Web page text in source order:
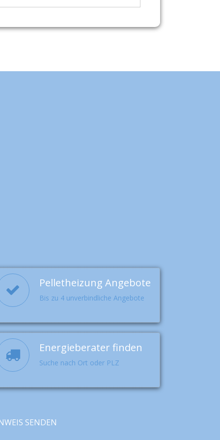
Pelletheizung Angebote
Bis zu 4 unverbindliche Angebote
Energieberater finden
Suche nach Ort oder PLZ
SENDEN